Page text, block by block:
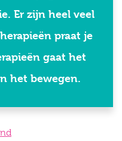
Er zijn heel veel
praat je
gaat het
het bewegen.